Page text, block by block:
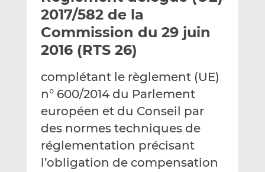
e
p
a
e
m
i
l
g
e
r
s
r
L
n
k
e
d
g
e
s
r
F
c
e
b
o
2017/582 de la
Commission du 29 juin
2016 (RTS 26)
complétant le règlement (UE)
n° 600/2014 du Parlement
européen et du Conseil par
des normes techniques de
réglementation précisant
l’obligation de compensation